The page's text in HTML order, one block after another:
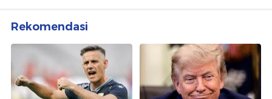
Rekomendasi